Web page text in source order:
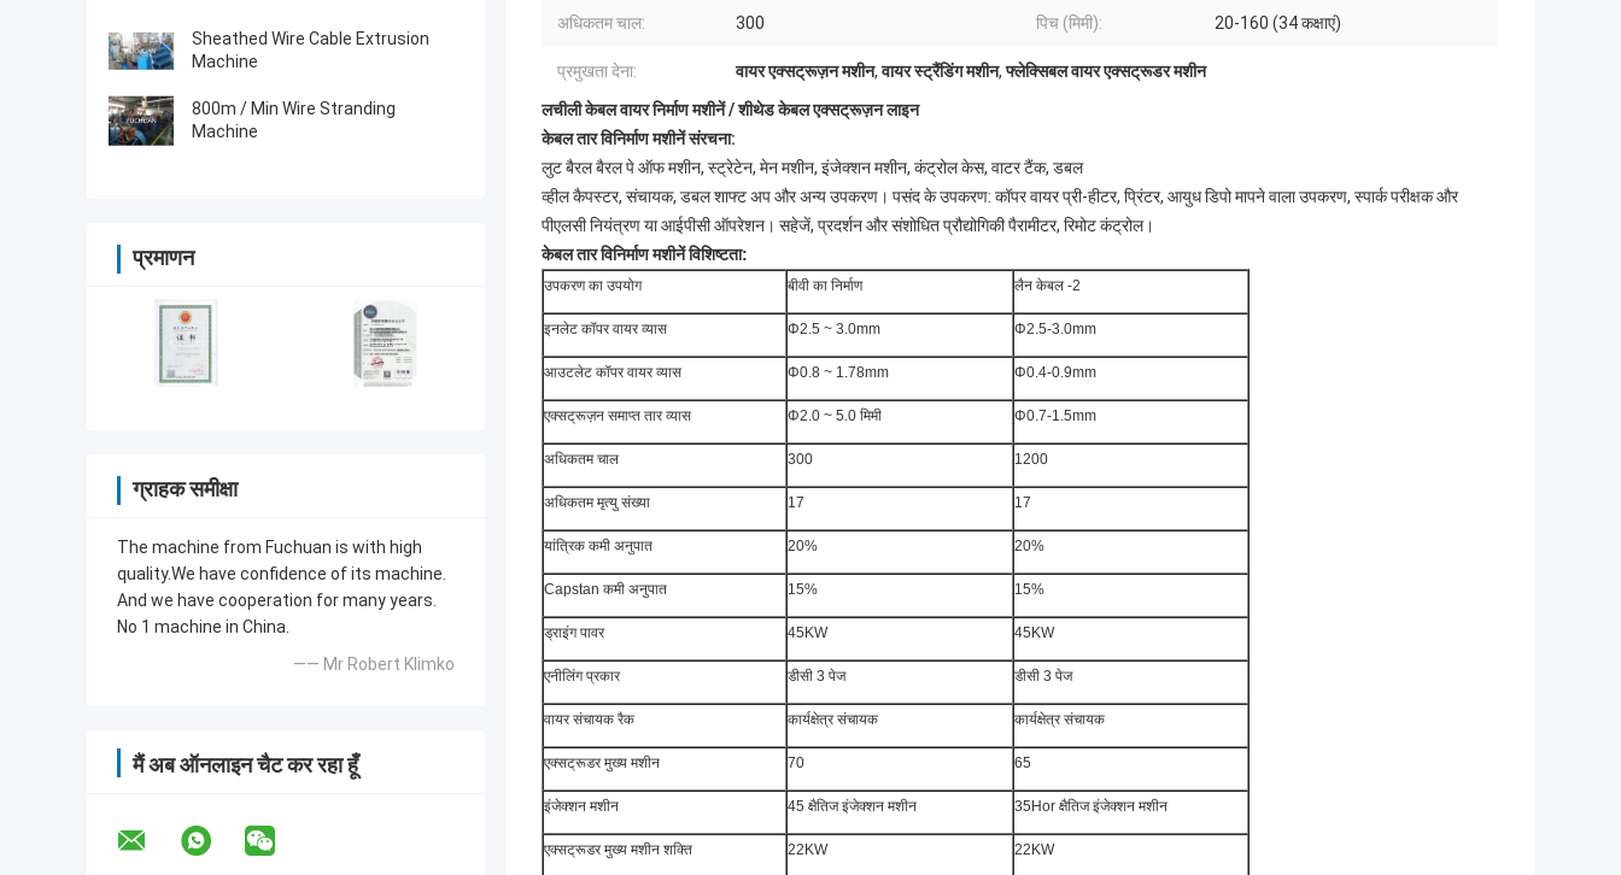
Sheathed Wire Cable Extrusion
Machine
800m / Min Wire Stranding
Machine
प्रमाणन
ग्राहक समीक्षा
The machine from Fuchuan is with high
quality.We have confidence of its machine.
And we have cooperation for many years.
No 1 machine in China.
—— Mr Robert Klimko
मैं अब ऑनलाइन चैट कर रहा हूँ
अधिकतम चाल: 300 पिच (मिमी): 20-160 (34 कक्षाएं)
प्रमुखता देना: वायर एक्सट्रूज़न मशीन,वायर स्ट्रैंडिंग मशीन,फ्लेक्सिबल वायर एक्सट्रूडर मशीन
लचीली केबल वायर निर्माण मशीनें / शीथेड केबल एक्सट्रूज़न लाइन
केबल तार विनिर्माण मशीनें संरचना:
लुट बैरल बैरल पे ऑफ मशीन, स्ट्रेटेन, मेन मशीन, इंजेक्शन मशीन, कंट्रोल केस, वाटर टैंक, डबल
व्हील कैपस्टर, संचायक, डबल शाफ्ट अप और अन्य उपकरण। पसंद के उपकरण: कॉपर वायर प्री-हीटर, प्रिंटर, आयुध डिपो मापने वाला उपकरण, स्पार्क परीक्षक और
पीएलसी नियंत्रण या आईपीसी ऑपरेशन। सहेजें, प्रदर्शन और संशोधित प्रौद्योगिकी पैरामीटर, रिमोट कंट्रोल।
केबल तार विनिर्माण मशीनेंविशिष्टता:
उपकरण का उपयोग बीवी का निर्माण लैन केबल -2
इनलेट कॉपर वायर व्यास Φ2.5 ~ 3.0mm Φ2.5-3.0mm
आउटलेट कॉपर वायर व्यास Φ0.8 ~ 1.78mm Φ0.4-0.9mm
एक्सट्रूज़न समाप्त तार व्यास Φ2.0 ~ 5.0 मिमी Φ0.7-1.5mm
अधिकतम चाल 300 1200
अधिकतम मृत्यु संख्या 17 17
यांत्रिक कमी अनुपात 20% 20%
Capstan कमी अनुपात 15% 15%
ड्राइंग पावर 45KW 45KW
एनीलिंग प्रकार डीसी 3 पेज डीसी 3 पेज
वायर संचायक रैक कार्यक्षेत्र संचायक कार्यक्षेत्र संचायक
एक्सट्रूडर मुख्य मशीन 70 65
इंजेक्शन मशीन 45 क्षैतिज इंजेक्शन मशीन 35Hor क्षैतिज इंजेक्शन मशीन
एक्सट्रूडर मुख्य मशीन शक्ति 22KW 22KW